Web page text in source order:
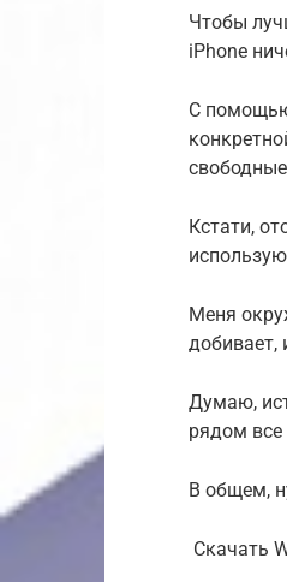
Чтобы
iPhone
С
Кстати,
Меня
добивает,
Думаю,
рядом все
В общем,
Скачать